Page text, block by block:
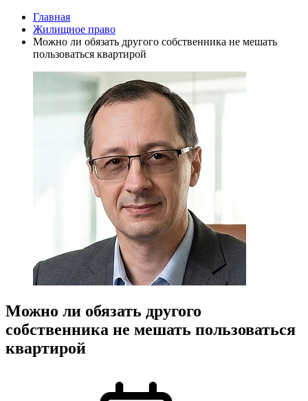
Главная
Жилищное право
Можно ли обязать другого собственника не мешать
пользоваться квартирой
Можно ли обязать другого
собственника не мешать пользоваться
квартирой